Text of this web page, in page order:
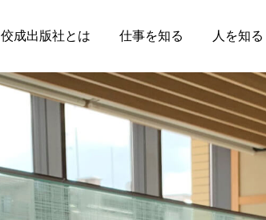
佼成出版社とは 仕事を知る 人を知る